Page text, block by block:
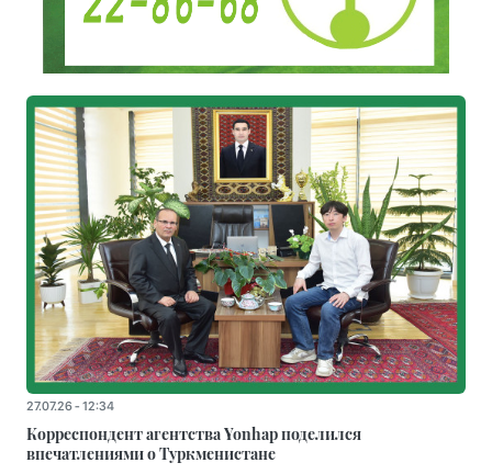
27.07.26 - 12:34
Корреспондент агентства Yonhap поделился
впечатлениями о Туркменистане